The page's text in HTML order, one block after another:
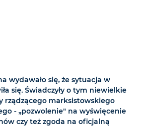
wydawało się, że sytuacja w
się. Świadczyły o tym niewielkie
rządzącego marksistowskiego
- „pozwolenie" na wyświęcenie
czy też zgoda na oficjalną